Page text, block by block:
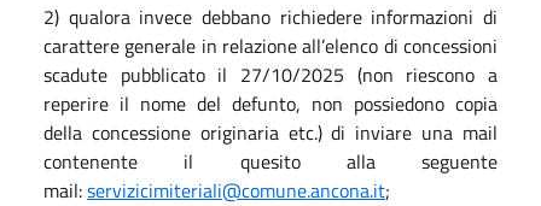
2) qualora invece debbano richiedere informazioni di
carattere generale in relazione all’elenco di concessioni
scadute pubblicato il 27/10/2025 (non riescono a
reperire il nome del defunto, non possiedono copia
della concessione originaria etc.) di inviare una mail
contenente il quesito alla seguente
mail:servizicimiteriali@comune.ancona.it;